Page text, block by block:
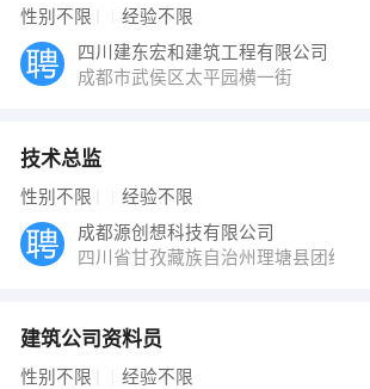
性别不限 经验不限
四川建东宏和建筑工程有限公司
成都市武侯区太平园横一街
技术总监
性别不限 经验不限
成都源创想科技有限公司
四川省甘孜藏族自治州理塘县团结路
建筑公司资料员
性别不限 经验不限